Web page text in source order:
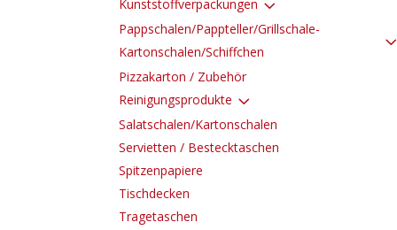
Kunststoffverpackungen 3
Pappschalen/Pappteller/Grillschale-
Kartonschalen/Schiffchen
Pizzakarton / Zubehör
Reinigungsprodukte 3
Salatschalen/Kartonschalen
Servietten / Bestecktaschen
Spitzenpapiere
Tischdecken
Tragetaschen